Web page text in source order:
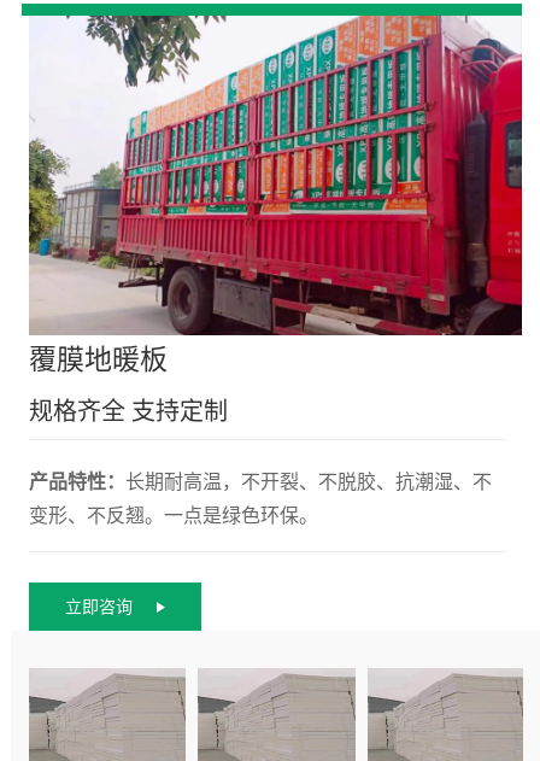
覆膜地暖板
规格齐全 支持定制
产品特性： 长期耐高温，不开裂、不脱胶、抗潮湿、不
变形、不反翘。一点是绿色环保。
立即咨询